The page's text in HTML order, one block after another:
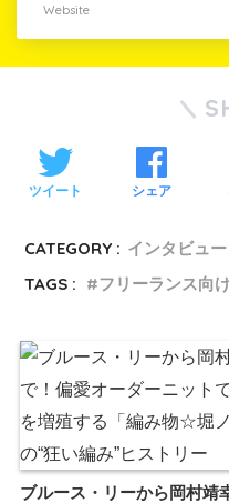
Website
ツイート シェア
CATEGORY : インタビュー
TAGS :
フリーランス向
ブルース・リーから岡村靖